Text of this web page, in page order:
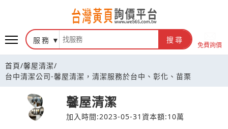
台灣黃頁詢價平台
服務 搜尋
免費詢價
首頁/馨屋清潔/
台中清潔公司-馨屋清潔，清潔服務於台中、彰化、苗栗
馨屋清潔
加入時間:2023-05-31 資本額:10萬